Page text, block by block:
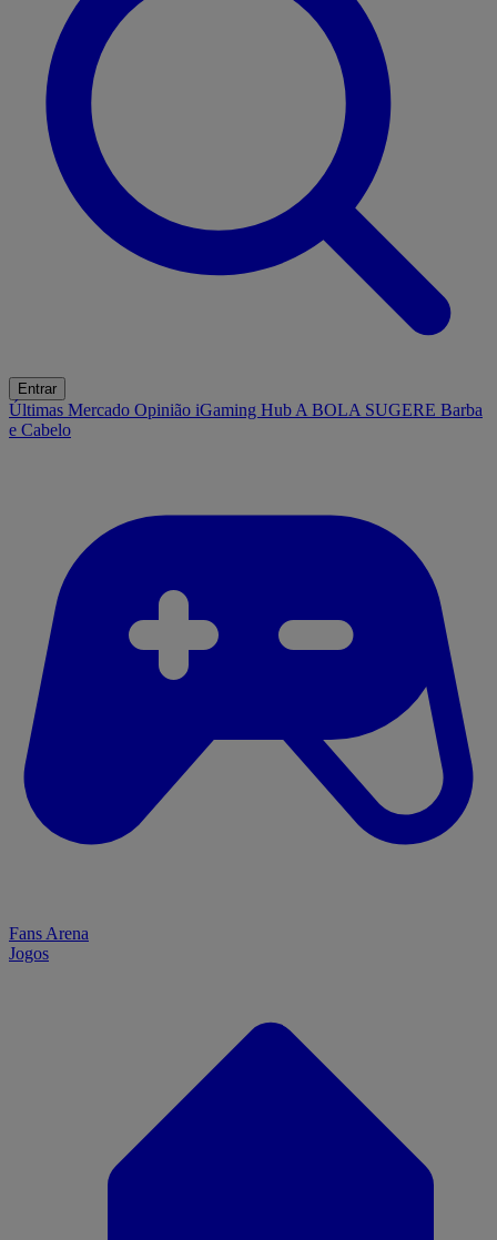
Entrar
Últimas Mercado Opinião iGaming Hub A BOLA SUGERE Barba
e Cabelo
Fans Arena
Jogos